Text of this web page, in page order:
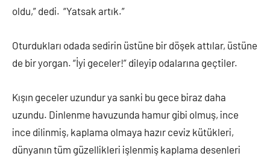
oldu,” dedi. “Yatsak artık.”
Oturdukları odada sedirin üstüne bir döşek attılar, üstüne
de bir yorgan. “İyi geceler!” dileyip odalarına geçtiler.
Kışın geceler uzundur ya sanki bu gece biraz daha
uzundu. Dinlenme havuzunda hamur gibi olmuş, ince
ince dilinmiş, kaplama olmaya hazır ceviz kütükleri,
dünyanın tüm güzellikleri işlenmiş kaplama desenleri